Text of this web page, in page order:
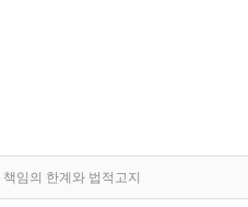
책임의 한계와 법적고지